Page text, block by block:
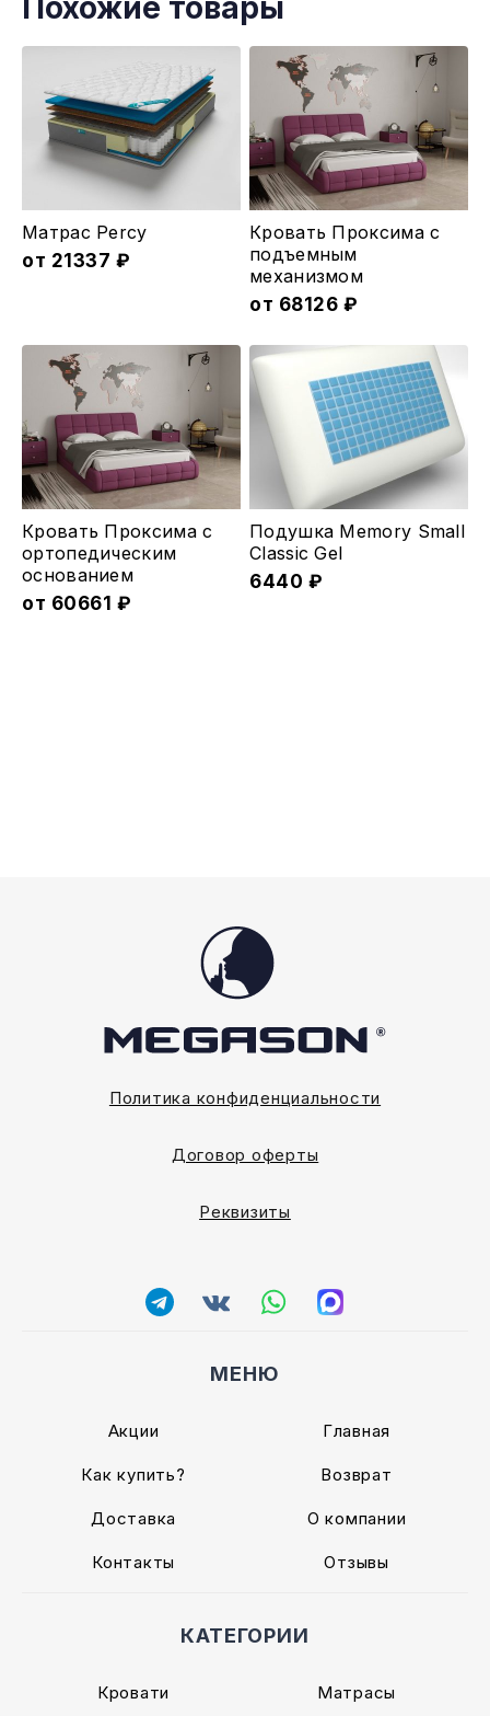
Этот
товар
вариаций.
Опции
можно
выбрать
на
странице
Матрас Percy
от 21337 ₽
Этот
товар
имеет
несколько
вариаций.
Опции
можно
выбрать
странице
Кровать Проксима с
подъемным
меxанизмом
от 68126 ₽
Этот
товар
имеет
несколько
Кровать Проксима с
ортопедическим
основанием
от 60661 ₽
Подушка Memory Small
Classic Gel
6440 ₽
Политика конфиденциальности
Договор оферты
Реквизиты
МЕНЮ
Акции Главная
Как купить? Возврат
Доставка О компании
Контакты Отзывы
КАТЕГОРИИ
Кровати Матрасы